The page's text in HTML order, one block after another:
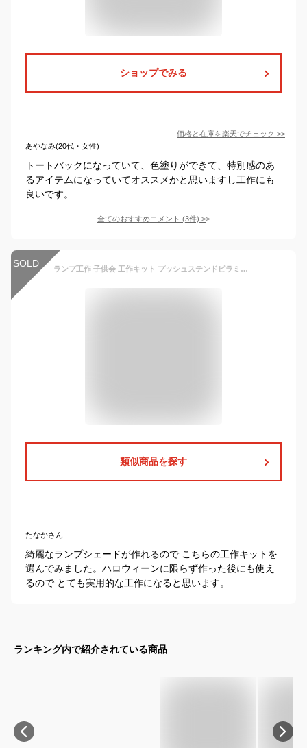
ショップでみる
価格と在庫を楽天でチェック >>
あやなみ(20代・女性)
トートバックになっていて、色塗りができて、特別感のあ
るアイテムになっていてオススメかと思いますし工作にも
良いです。
全てのおすすめコメント (3件) >
SOLD ランプ工作 子供会 工作キット プッシュステンドピラミッド エッグライト付 ステンドランプ ステンドグラス/ 小学生 低学年 高学年 幼稚園 イベント クリスマス ハロウィン
類似商品を探す
たなかさん
綺麗なランプシェードが作れるので こちらの工作キットを
選んでみました。ハロウィーンに限らず作った後にも使え
るので とても実用的な工作になると思います。
ランキング内で紹介されている商品